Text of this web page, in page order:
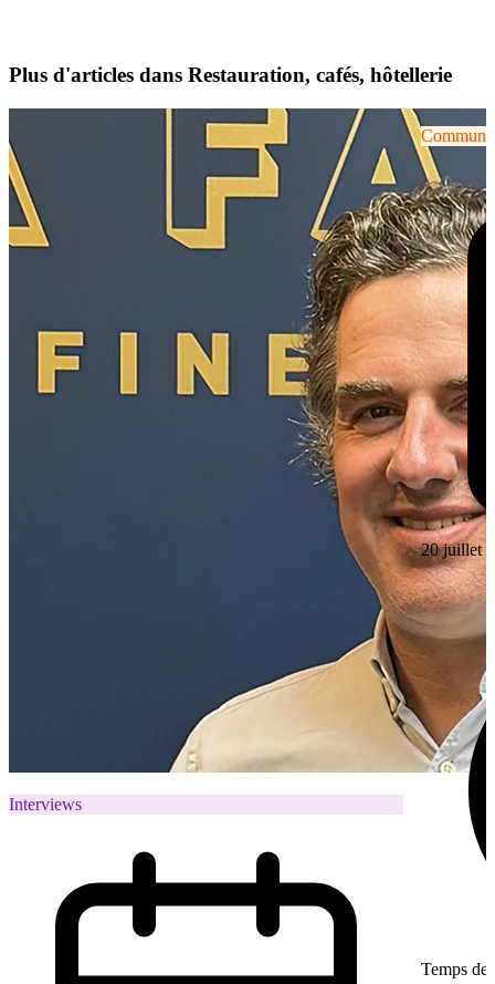
Plus d'articles dans Restauration, cafés, hôtellerie
Interviews
20 juillet
Temps de